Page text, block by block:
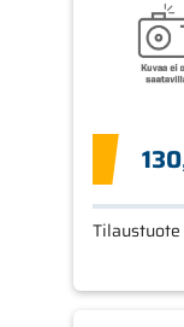
Tilaustuote